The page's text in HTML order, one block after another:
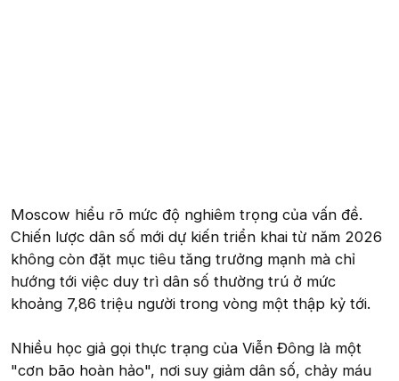
Moscow hiểu rõ mức độ nghiêm trọng của vấn đề.
Chiến lược dân số mới dự kiến triển khai từ năm 2026
không còn đặt mục tiêu tăng trưởng mạnh mà chỉ
hướng tới việc duy trì dân số thường trú ở mức
khoảng 7,86 triệu người trong vòng một thập kỷ tới.
Nhiều học giả gọi thực trạng của Viễn Đông là một
"cơn bão hoàn hảo", nơi suy giảm dân số, chảy máu